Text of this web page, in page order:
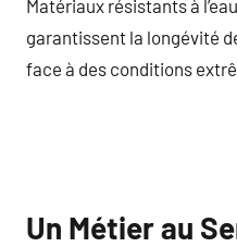
Matériaux résistants à
garantissent la longévité
face à des conditions
Un Métier au